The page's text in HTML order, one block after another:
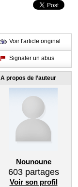
Voir l'article original
Signaler un abus
A propos de l’auteur
Nounoune
603partages
Voir son profil